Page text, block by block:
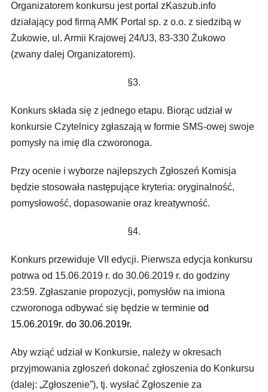
Organizatorem konkursu jest portal zKaszub.info
działający pod firmą AMK Portal sp. z o.o. z siedzibą w
Żukowie, ul. Armii Krajowej 24/U3, 83-330 Żukowo
(zwany dalej Organizatorem).
§3.
Konkurs składa się z jednego etapu. Biorąc udział w
konkursie Czytelnicy zgłaszają w formie SMS-owej swoje
pomysły na imię dla czworonoga.
Przy ocenie i wyborze najlepszych Zgłoszeń Komisja
będzie stosowała następujące kryteria: oryginalność,
pomysłowość, dopasowanie oraz kreatywność.
§4.
Konkurs przewiduje VII edycji. Pierwsza edycja konkursu
potrwa od 15.06.2019 r. do 30.06.2019 r. do godziny
23:59. Zgłaszanie propozycji, pomysłów na imiona
czworonoga odbywać się będzie w terminie od
15.06.2019r. do 30.06.2019r.
Aby wziąć udział w Konkursie, należy w okresach
przyjmowania zgłoszeń dokonać zgłoszenia do Konkursu
(dalej: „Zgłoszenie”), tj. wysłać Zgłoszenie za